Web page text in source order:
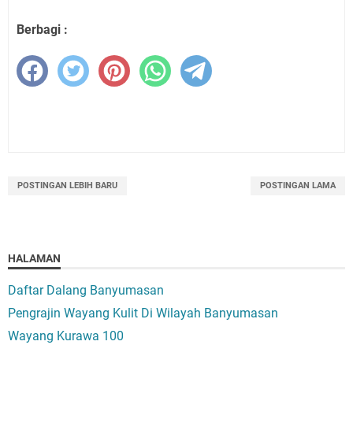
Berbagi :
POSTINGAN LEBIH BARU POSTINGAN LAMA
HALAMAN
Daftar Dalang Banyumasan
Pengrajin Wayang Kulit Di Wilayah Banyumasan
Wayang Kurawa 100